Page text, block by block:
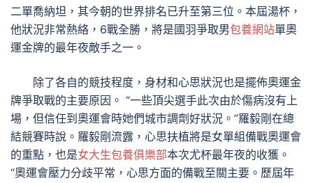
二單喬納坦，其今朝的世界排名已升至第三位。本屆湯杯，
他狀況非常熱絡，6戰全勝，將是國羽爭取男包養網站單奧
運金牌的最年夜敵手之一。
除了各自的競技程度，身材和心思狀況也是擺佈奧運金
牌爭取戰的主要原因。 “一些頂尖選手此次由於傷病沒有上
場，但信任到奧運會時她們城市調劑好狀況。”羅毅剛在總
結競賽時說。羅毅剛流露，心思扶植將是女單組備戰奧運會
的重點，也是女大生包養俱樂部本次尤杯最年夜的收獲。
“奧運會壓力分歧平常，心思方面的備戰至關主要。歷屆年